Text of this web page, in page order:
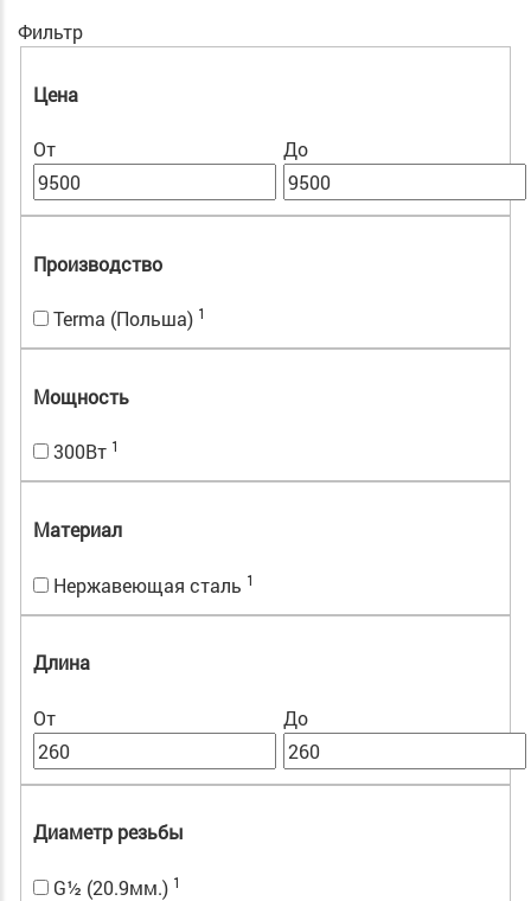
Фильтр
Цена
От До
Производство
Terma (Польша) 1
Мощность
300Вт 1
Материал
Нержавеющая сталь 1
Длина
От До
Диаметр резьбы
G½ (20.9мм.) 1